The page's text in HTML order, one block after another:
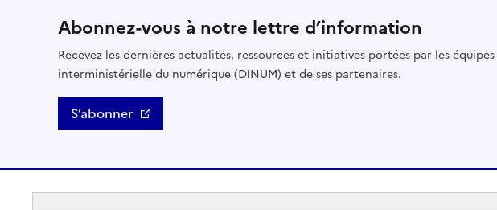
Abonnez-vous à notre lettre d’information
Recevez les dernières actualités, ressources et initiatives portées par les
interministérielle du numérique (DINUM) et de ses partenaires.
S’abonner